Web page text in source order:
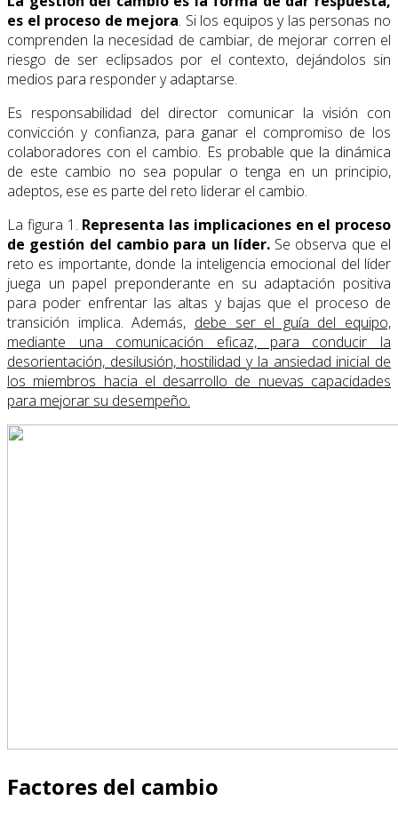
es el proceso de mejora. Si los equipos y las personas no
comprenden la necesidad de cambiar, de mejorar corren el
riesgo de ser eclipsados por el contexto, dejándolos sin
medios para responder y adaptarse.
Es responsabilidad del director comunicar la visión con
convicción y confianza, para ganar el compromiso de los
colaboradores con el cambio. Es probable que la dinámica
de este cambio no sea popular o tenga en un principio,
adeptos, ese es parte del reto liderar el cambio.
La figura 1. Representa las implicaciones en el proceso
de gestión del cambio para un líder.Se observa que el
reto es importante, donde la inteligencia emocional del líder
juega un papel preponderante en su adaptación positiva
para poder enfrentar las altas y bajas que el proceso de
transición implica. Además, debe ser el guía del equipo,
mediante una comunicación eficaz, para conducir la
desorientación, desilusión, hostilidad y la ansiedad inicial de
los miembros hacia el desarrollo de nuevas capacidades
para mejorar su desempeño.
Factores del cambio